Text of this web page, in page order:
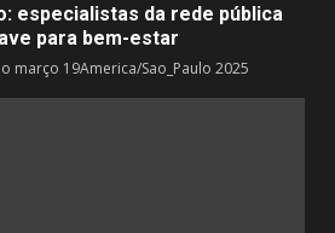
especialistas da rede pública
para bem-estar
março 19America/Sao_Paulo 2025